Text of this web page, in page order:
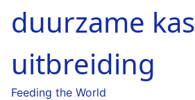
duurzame kas
uitbreiding
Feeding the World